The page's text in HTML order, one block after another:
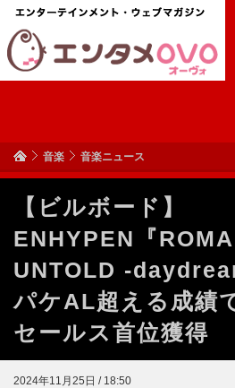
音楽 音楽ニュース
【ビルボード】
ENHYPEN『
UNTOLD -
パケAL超える成績
セールス首位獲得
2024年11月25日 / 18:50